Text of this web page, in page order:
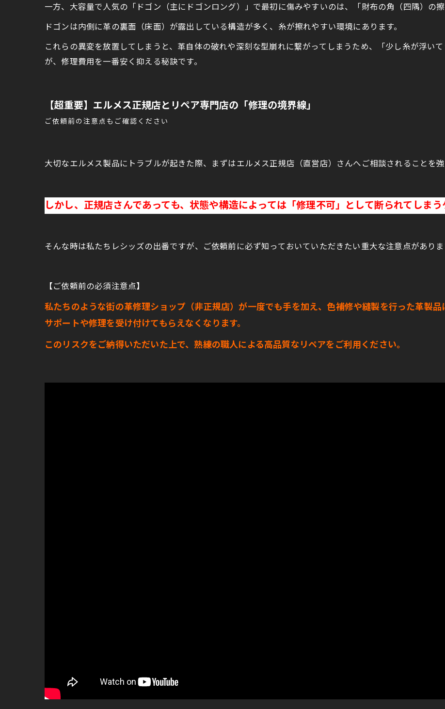
一方、大容量で人気の「ドゴン（主にドゴンロング）」で最初に傷みやすいのは、「財布の角（四隅）の
ドゴンは内側に革の裏面（床面）が露出している構造が多く、糸が擦れやすい環境にあります。
これらの異変を放置してしまうと、革自体の破れや深刻な型崩れに繋がってしまうため、「少し糸が浮い
が、修理費用を一番安く抑える秘訣です。
【超重要】エルメス正規店とリペア専門店の「修理の境界線」
ご依頼前の注意点もご確認ください
大切なエルメス製品にトラブルが起きた際、まずはエルメス正規店（直営店）さんへご相談されることを強
しかし、正規店さんであっても、状態や構造によっては「修理不可」として断られてしまう
そんな時は私たちレシッズの出番ですが、ご依頼前に必ず知っておいていただきたい重大な注意点がありま
【ご依頼前の必須注意点】
私たちのような街の革修理ショップ（非正規店）が一度でも手を加え、色補修や縫製を行った革製
サポートや修理を受け付けてもらえなくなります。
このリスクをご納得いただいた上で、熟練の職人による高品質なリペアをご利用ください。